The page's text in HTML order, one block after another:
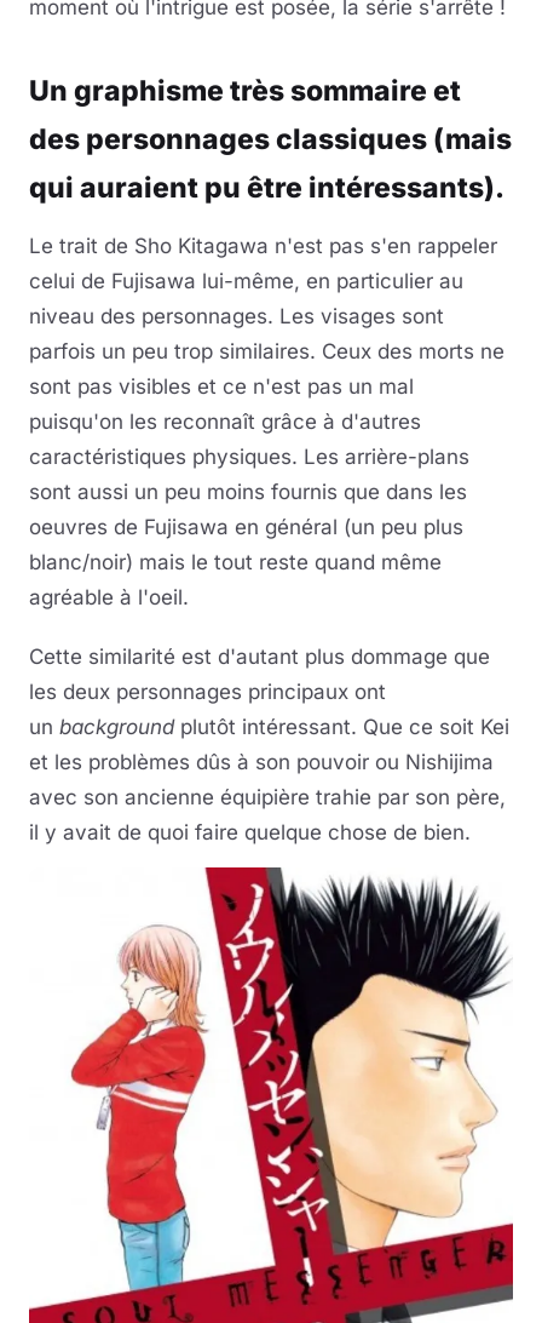
moment où l'intrigue est posée, la série s'arrête !
Un graphisme très sommaire et
des personnages classiques (mais
qui auraient pu être intéressants).
Le trait de Sho Kitagawa n'est pas s'en rappeler
celui de Fujisawa lui-même, en particulier au
niveau des personnages. Les visages sont
parfois un peu trop similaires. Ceux des morts ne
sont pas visibles et ce n'est pas un mal
puisqu'on les reconnaît grâce à d'autres
caractéristiques physiques. Les arrière-plans
sont aussi un peu moins fournis que dans les
oeuvres de Fujisawa en général (un peu plus
blanc/noir) mais le tout reste quand même
agréable à l'oeil.
Cette similarité est d'autant plus dommage que
les deux personnages principaux ont
un backgroundplutôt intéressant. Que ce soit Kei
et les problèmes dûs à son pouvoir ou Nishijima
avec son ancienne équipière trahie par son père,
il y avait de quoi faire quelque chose de bien.